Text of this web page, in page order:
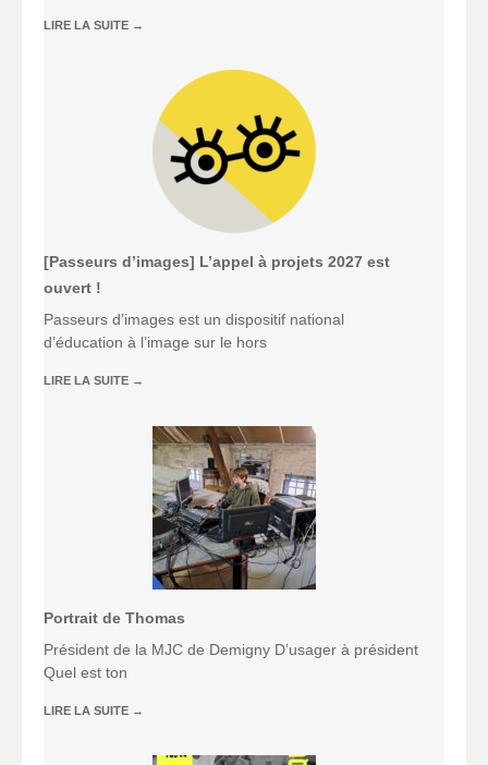
LIRE LA SUITE →
[Passeurs d’images] L’appel à projets 2027 est
ouvert !
Passeurs d’images est un dispositif national
d’éducation à l’image sur le hors
LIRE LA SUITE →
Portrait de Thomas
Président de la MJC de Demigny D’usager à président
Quel est ton
LIRE LA SUITE →